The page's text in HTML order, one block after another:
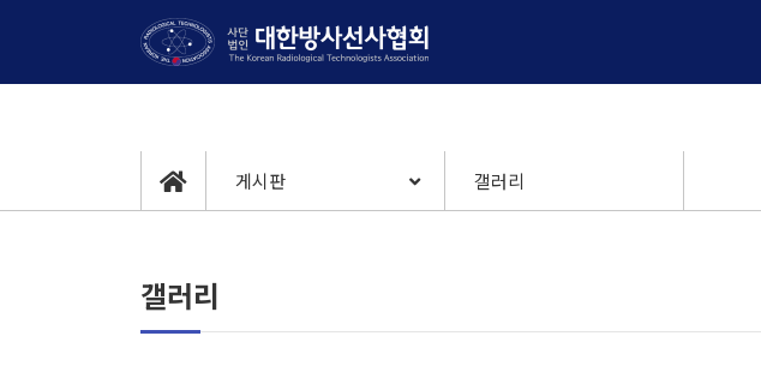
게시판 갤러리
갤러리